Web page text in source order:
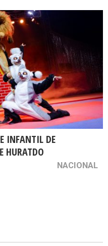
INFANTIL DE
HURATDO
NACIONAL